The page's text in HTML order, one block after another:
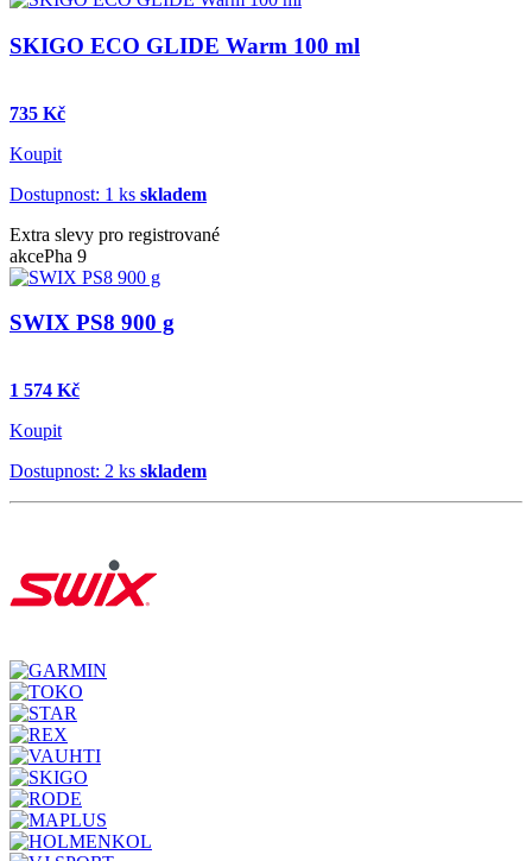
SKIGO ECO GLIDE Warm 100 ml
735 Kč
Koupit
Dostupnost: 1 ks skladem
Extra slevy pro registrované
akcePha 9
SWIX PS8 900 g
1 574 Kč
Koupit
Dostupnost: 2 ks skladem